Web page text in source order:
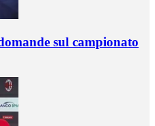
sul campionato